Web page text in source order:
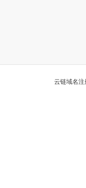
云链域名注